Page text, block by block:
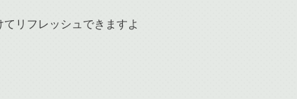
てリフレッシュできますよ